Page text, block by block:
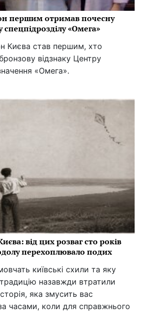
першим отримав почесну
спецпідрозділу «Омега»
Києва став першим, хто
відзнаку Центру
«Омега».
від цих розваг сто років
перехоплювало подих
київські схили та яку
назавжди втратили
яка змусить вас
часами, коли для справжнього